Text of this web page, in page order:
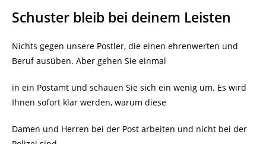
Schuster bleib bei deinem Leisten
Nichts gegen unsere Postler, die einen ehrenwerten und
Beruf ausüben. Aber gehen Sie einmal
in ein Postamt und schauen Sie sich ein wenig um. Es wird
Ihnen sofort klar werden, warum diese
Damen und Herren bei der Post arbeiten und nicht bei der